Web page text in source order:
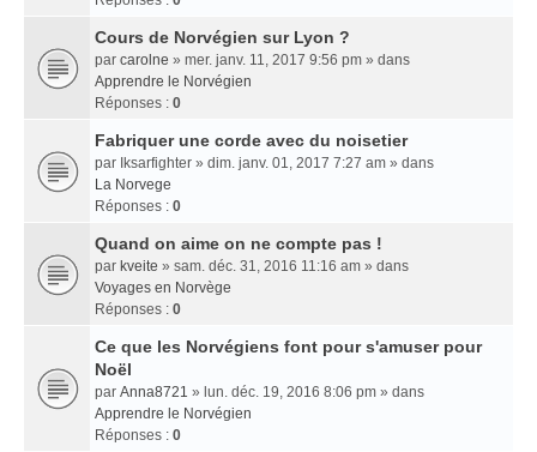
Cours de Norvégien sur Lyon ?
par carolne » mer. janv. 11, 2017 9:56 pm » dans
Apprendre le Norvégien
Réponses : 0
Fabriquer une corde avec du noisetier
par Iksarfighter » dim. janv. 01, 2017 7:27 am » dans
La Norvege
Réponses : 0
Quand on aime on ne compte pas !
par kveite » sam. déc. 31, 2016 11:16 am » dans
Voyages en Norvège
Réponses : 0
Ce que les Norvégiens font pour s'amuser pour
Noël
par Anna8721 » lun. déc. 19, 2016 8:06 pm » dans
Apprendre le Norvégien
Réponses : 0